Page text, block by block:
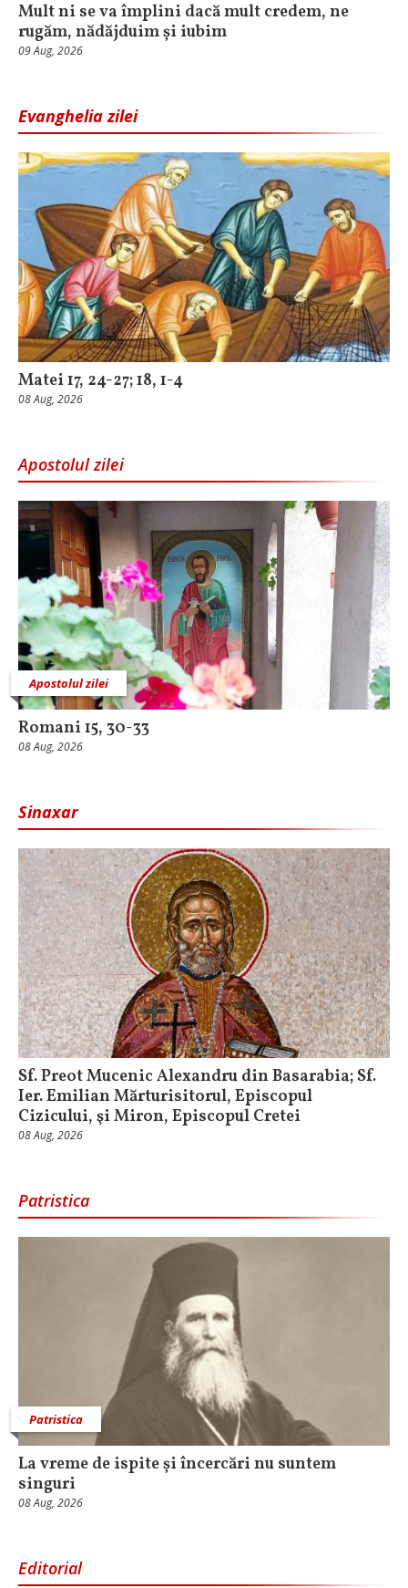
Mult ni se va împlini dacă mult credem, ne
rugăm, nădăjduim și iubim
09 Aug, 2026
Evanghelia zilei
Matei 17, 24-27; 18, 1-4
08 Aug, 2026
Apostolul zilei
Apostolul zilei
Romani 15, 30-33
08 Aug, 2026
Sinaxar
Sf. Preot Mucenic Alexandru din Basarabia; Sf.
Ier. Emilian Mărturisitorul, Episcopul
Cizicului, şi Miron, Episcopul Cretei
08 Aug, 2026
Patristica
Patristica
La vreme de ispite și încercări nu suntem
singuri
08 Aug, 2026
Editorial